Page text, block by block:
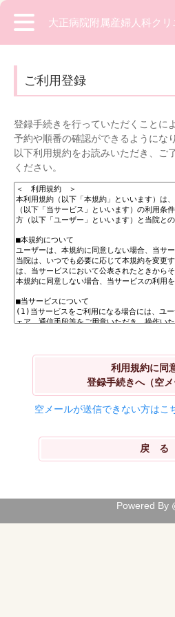
大正病院附属産婦人科クリ
ご利用登録
登録手続きを行っていただくことに
予約や順番の確認ができるようにな
以下利用規約をお読みいただき、ご
ください。
利用規約に同
登録手続きへ（空メ
空メールが送信できない方はこ
Powered By